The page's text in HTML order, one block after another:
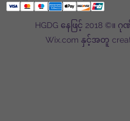
HGDG နေဖြင့် 2018 ©။
Wix.com နှင့်အတူ